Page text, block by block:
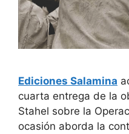
Ediciones Salamina
cuarta entrega de la
Stahel sobre la
ocasión aborda la